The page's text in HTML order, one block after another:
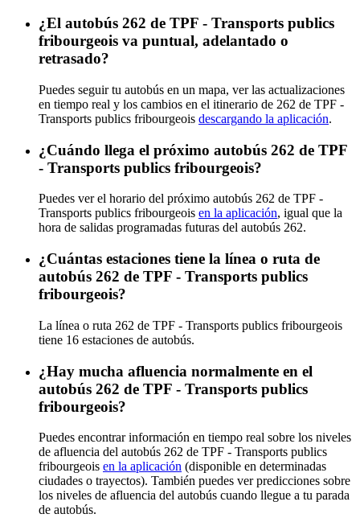
¿El autobús 262 de TPF - Transports publics
fribourgeois va puntual, adelantado o
retrasado?
Puedes seguir tu autobús en un mapa, ver las actualizaciones
en tiempo real y los cambios en el itinerario de 262 de TPF -
Transports publics fribourgeois descargando la aplicación.
¿Cuándo llega el próximo autobús 262 de TPF
- Transports publics fribourgeois?
Puedes ver el horario del próximo autobús 262 de TPF -
Transports publics fribourgeois en la aplicación, igual que la
hora de salidas programadas futuras del autobús 262.
¿Cuántas estaciones tiene la línea o ruta de
autobús 262 de TPF - Transports publics
fribourgeois?
La línea o ruta 262 de TPF - Transports publics fribourgeois
tiene 16 estaciones de autobús.
¿Hay mucha afluencia normalmente en el
autobús 262 de TPF - Transports publics
fribourgeois?
Puedes encontrar información en tiempo real sobre los niveles
de afluencia del autobús 262 de TPF - Transports publics
fribourgeois en la aplicación (disponible en determinadas
ciudades o trayectos). También puedes ver predicciones sobre
los niveles de afluencia del autobús cuando llegue a tu parada
de autobús.